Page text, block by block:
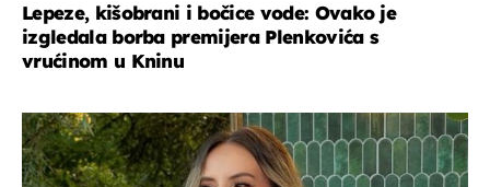
Lepeze, kišobrani i bočice vode: Ovako je
izgledala borba premijera Plenkovića s
vrućinom u Kninu